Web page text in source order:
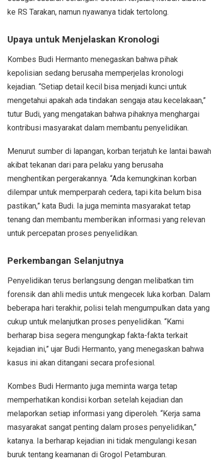
ke RS Tarakan, namun nyawanya tidak tertolong.
Upaya untuk Menjelaskan Kronologi
Kombes Budi Hermanto menegaskan bahwa pihak
kepolisian sedang berusaha memperjelas kronologi
kejadian. “Setiap detail kecil bisa menjadi kunci untuk
mengetahui apakah ada tindakan sengaja atau kecelakaan,”
tutur Budi, yang mengatakan bahwa pihaknya menghargai
kontribusi masyarakat dalam membantu penyelidikan.
Menurut sumber di lapangan, korban terjatuh ke lantai bawah
akibat tekanan dari para pelaku yang berusaha
menghentikan pergerakannya. “Ada kemungkinan korban
dilempar untuk memperparah cedera, tapi kita belum bisa
pastikan,” kata Budi. Ia juga meminta masyarakat tetap
tenang dan membantu memberikan informasi yang relevan
untuk percepatan proses penyelidikan.
Perkembangan Selanjutnya
Penyelidikan terus berlangsung dengan melibatkan tim
forensik dan ahli medis untuk mengecek luka korban. Dalam
beberapa hari terakhir, polisi telah mengumpulkan data yang
cukup untuk melanjutkan proses penyelidikan. “Kami
berharap bisa segera mengungkap fakta-fakta terkait
kejadian ini,” ujar Budi Hermanto, yang menegaskan bahwa
kasus ini akan ditangani secara profesional.
Kombes Budi Hermanto juga meminta warga tetap
memperhatikan kondisi korban setelah kejadian dan
melaporkan setiap informasi yang diperoleh. “Kerja sama
masyarakat sangat penting dalam proses penyelidikan,”
katanya. Ia berharap kejadian ini tidak mengulangi kesan
buruk tentang keamanan di Grogol Petamburan.